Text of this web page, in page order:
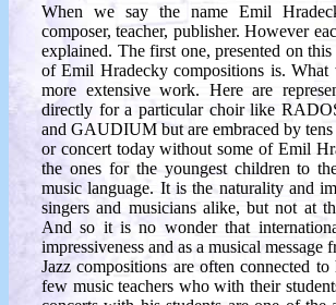
When we say the name Emil
composer, teacher, publisher. However
explained. The first one, presented on
of Emil Hradecky compositions is.
more extensive work. Here are
directly for a particular choir like
and GAUDIUMbut are embraced by
or concert today without some of Emil
the ones for the youngest children to
music language. It is the naturality and
singers and musicians alike, but not at
And so it is no wonder that
impressiveness and as a musical message
Jazz compositions are often connected
few music teachers who with their